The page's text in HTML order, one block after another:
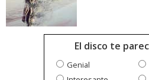
El disco te
Genial